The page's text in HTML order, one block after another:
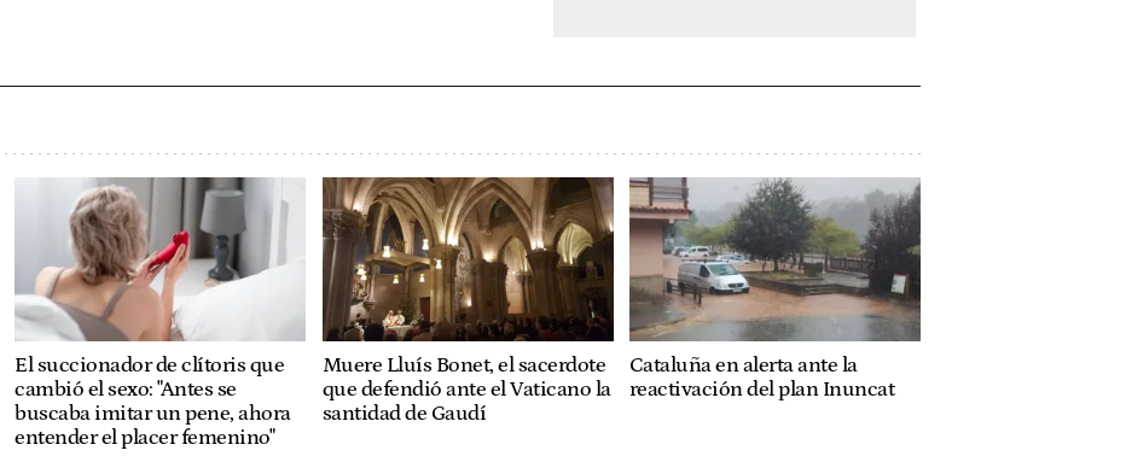
El succionador de clítoris que
cambió el sexo: "Antes se
buscaba imitar un pene, ahora
entender el placer femenino"
Muere Lluís Bonet, el sacerdote
que defendió ante el Vaticano la
santidad de Gaudí
Cataluña en alerta ante la
reactivación del plan Inuncat